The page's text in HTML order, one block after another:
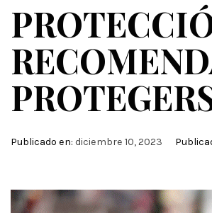
Publicado en: diciembre 10, 2023